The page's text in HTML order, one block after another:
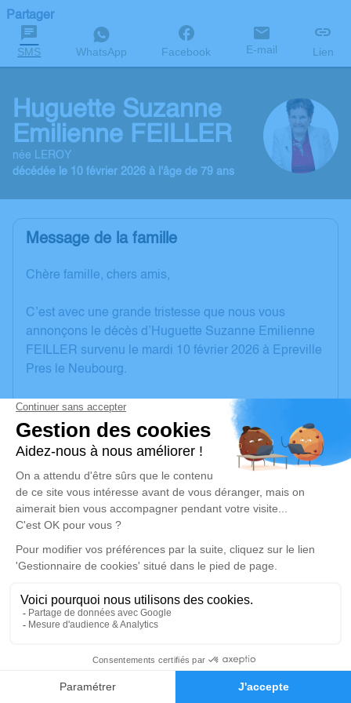
Faire-part Hommages
Partager
SMS WhatsApp Facebook E-mail Lien
Huguette Suzanne
Emilienne FEILLER
née LEROY
décédée le 10 février 2026 à l'âge de 79 ans
Message de la famille
Chère famille, chers amis,
C’est avec une grande tristesse que nous vous
annonçons le décès d’Huguette Suzanne Emilienne
FEILLER survenu le mardi 10 février 2026 à Epreville
Pres le Neubourg.
Nous vous invitons à utiliser cet espace pour laisser
vos condoléances, partager des photos souvenirs,
une anecdote ou exprimer vos pensées à travers des
poèmes ou des textes. Cet endroit est un lieu
d'expression dédié à honorer la mémoire d’Huguette
disponible ici.
mardi 17 février 2026 à 14h30
Neubourg